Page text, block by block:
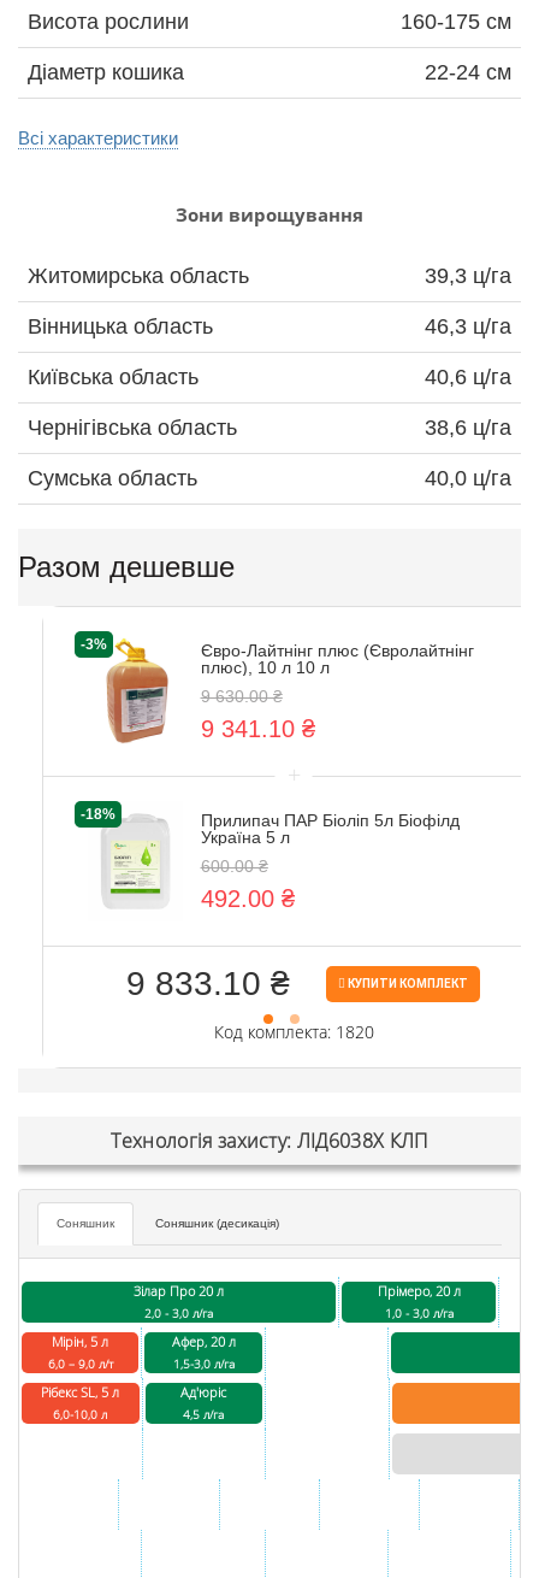
Висота рослини 160-175 см
Діаметр кошика 22-24 см
Всі характеристики
Зони вирощування
Житомирська область 39,3 ц/га
Вінницька область 46,3 ц/га
Київська область 40,6 ц/га
Чернігівська область 38,6 ц/га
Сумська область 40,0 ц/га
Разом дешевше
-3%
Євро-Лайтнінг плюс (Євролайтнінг
плюс), 10 л 10 л
9 630.00 ₴
9 341.10 ₴
+
-18%
Прилипач ПАР Біоліп 5л Біофілд
Україна 5 л
600.00 ₴
492.00 ₴
Код комплекта: 1820
9 833.10 ₴ КУПИТИ КОМПЛЕКТ
Технологія захисту: ЛІД6038Х КЛП
Соняшник Соняшник (десикація)
Зілар Про 20 л
2,0 - 3,0 л/га
Прімеро, 20 л
1,0 - 3,0 л/га
Мірін, 5 л
6,0 – 9,0 л/т
Афер, 20 л
1,5-3,0 л/га
Рібекс SL, 5 л
6,0-10,0 л
Ад'юріс
4,5 л/га